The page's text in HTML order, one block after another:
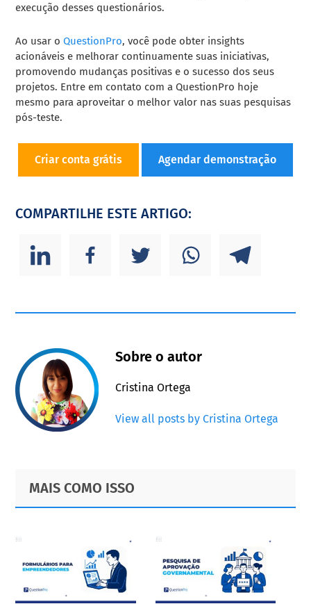
execução desses questionários.
Ao usar oQuestionPro, você pode obter insights
acionáveis e melhorar continuamente suas iniciativas,
promovendo mudanças positivas e o sucesso dos seus
projetos. Entre em contato com a QuestionPro hoje
mesmo para aproveitar o melhor valor nas suas pesquisas
pós-teste.
Criar conta grátis Agendar demonstração
COMPARTILHE ESTE ARTIGO:
Sobre o autor
Cristina Ortega
View all posts by Cristina Ortega
Primary
Sidebar
Footer
MAIS COMO ISSO